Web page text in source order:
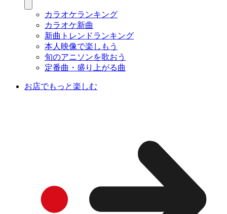
カラオケランキング
カラオケ新曲
新曲トレンドランキング
本人映像で楽しもう
旬のアニソンを歌おう
定番曲・盛り上がる曲
お店でもっと楽しむ